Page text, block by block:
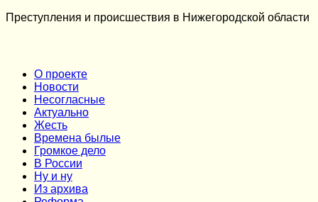
Преступления и происшествия в Нижегородской области
О проекте
Новости
Несогласные
Актуально
Жесть
Времена былые
Громкое дело
В России
Ну и ну
Из архива